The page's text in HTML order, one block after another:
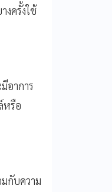
งครั้งใช้
อาการ
หรือ
กับความ